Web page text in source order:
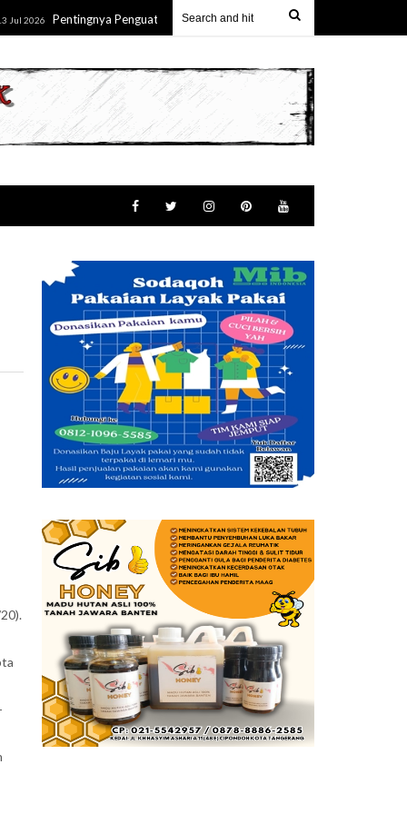
Pentingnya Penguatan Wawasan Kebangsaan Melalui Pemahaman